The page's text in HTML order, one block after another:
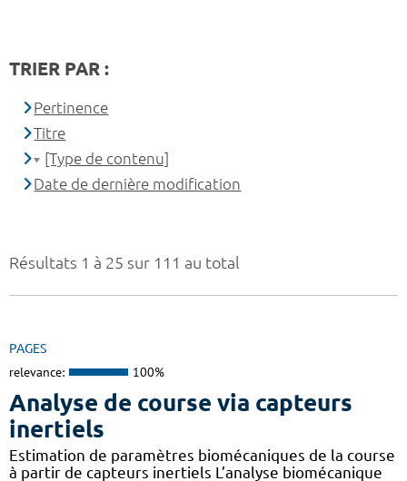
Résultats 1 à 25 sur 111 au total
PAGES
relevance: 100%
Analyse de course via capteurs
inertiels
Estimation de paramètres biomécaniques de la course
à partir de capteurs inertiels L’analyse biomécanique
TRIER PAR :
Pertinence
Titre
[Type de contenu]
Date de dernière modification